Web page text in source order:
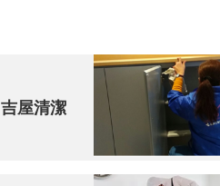
吉屋清潔